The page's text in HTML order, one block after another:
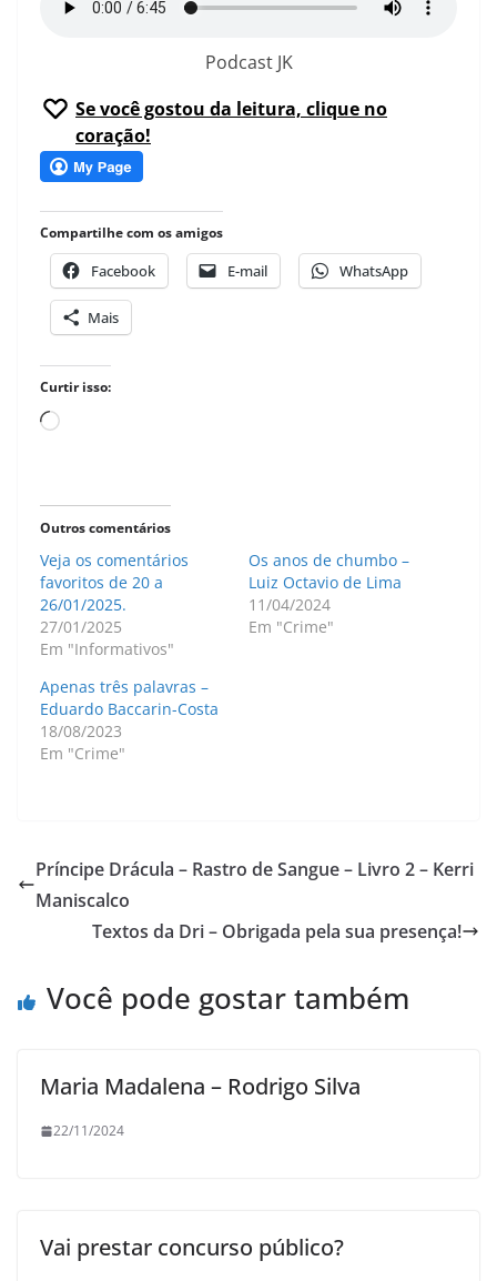
Podcast JK
Se você gostou da leitura, clique no
coração!
Compartilhe com os amigos
Facebook E-mail WhatsApp
Mais
Curtir isso:
Carregando...
Outros comentários
Veja os comentários
favoritos de 20 a
26/01/2025.
27/01/2025
Em "Informativos"
Os anos de chumbo –
Luiz Octavio de Lima
11/04/2024
Em "Crime"
Apenas três palavras –
Eduardo Baccarin-Costa
18/08/2023
Em "Crime"
Príncipe Drácula – Rastro de Sangue – Livro 2 – Kerri
Maniscalco
Textos da Dri – Obrigada pela sua presença!
Você pode gostar também
Maria Madalena – Rodrigo Silva
22/11/2024
Vai prestar concurso público?